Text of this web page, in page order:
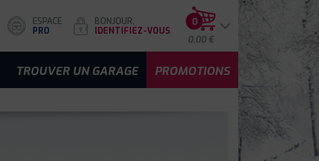
ESPACE
PRO
BONJOUR,
IDENTIFIEZ-VOUS
0
0.00 €
TROUVER UN GARAGE PROMOTIONS